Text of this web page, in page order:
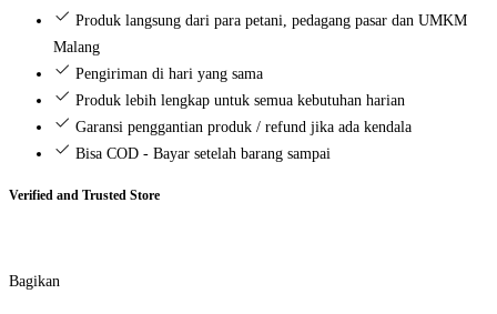
Refill
Produk langsung dari para petani, pedagang pasar dan UMKM
Malang
Pengiriman di hari yang sama
Produk lebih lengkap untuk semua kebutuhan harian
Garansi penggantian produk / refund jika ada kendala
Bisa COD - Bayar setelah barang sampai
Verified and Trusted Store
Bagikan